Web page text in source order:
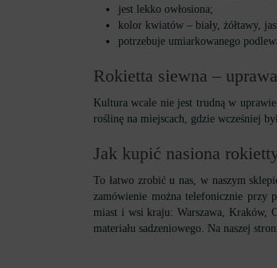
jest lekko owłosiona;
kolor kwiatów – biały, żółtawy,
potrzebuje umiarkowanego
Rokietta siewna – uprawa
Kultura wcale nie jest trudną w
roślinę na miejscach, gdzie wcześniej
Jak kupić nasiona
To łatwo zrobić u nas, w naszym
zamówienie można telefonicznie przy
miast i wsi kraju: Warszawa, Kraków,
materiału sadzeniowego. Na naszej